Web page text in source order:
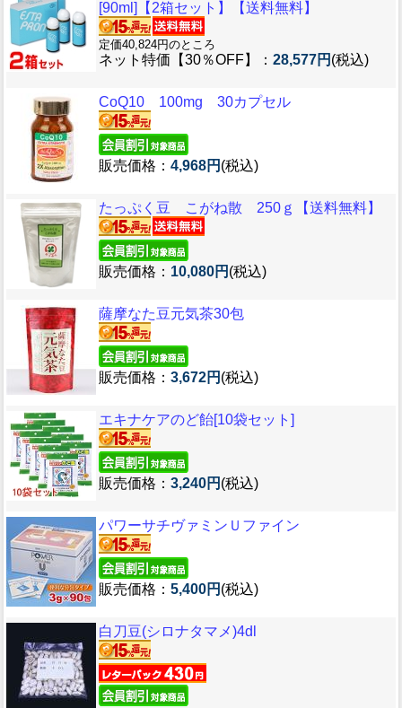
[90ml]【2箱セット】【送料無料】
定価40,824円のところ
ネット特価【30％OFF】： 28,577円 (税込)
CoQ10 100mg 30カプセル
販売価格： 4,968円 (税込)
たっぷく豆 こがね散 250ｇ【送料無料】
販売価格： 10,080円 (税込)
薩摩なた豆元気茶30包
販売価格： 3,672円 (税込)
エキナケアのど飴[10袋セット]
販売価格： 3,240円 (税込)
パワーサチヴァミンＵファイン
販売価格： 5,400円 (税込)
白刀豆(シロナタマメ)4dl